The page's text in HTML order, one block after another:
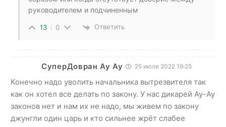
руководителем и подчиненным
13 0 Ответить
СуперДовран Ау Ау 25 июля 2022 19:25
Конечно надо уволить начальника вытрезвителя так
как он хотел все делать по закону. У нас дикарей Ау-Ау
законов нет и нам их не надо, мы живем по закону
джунгли один царь и кто сильнее жрёт слабее